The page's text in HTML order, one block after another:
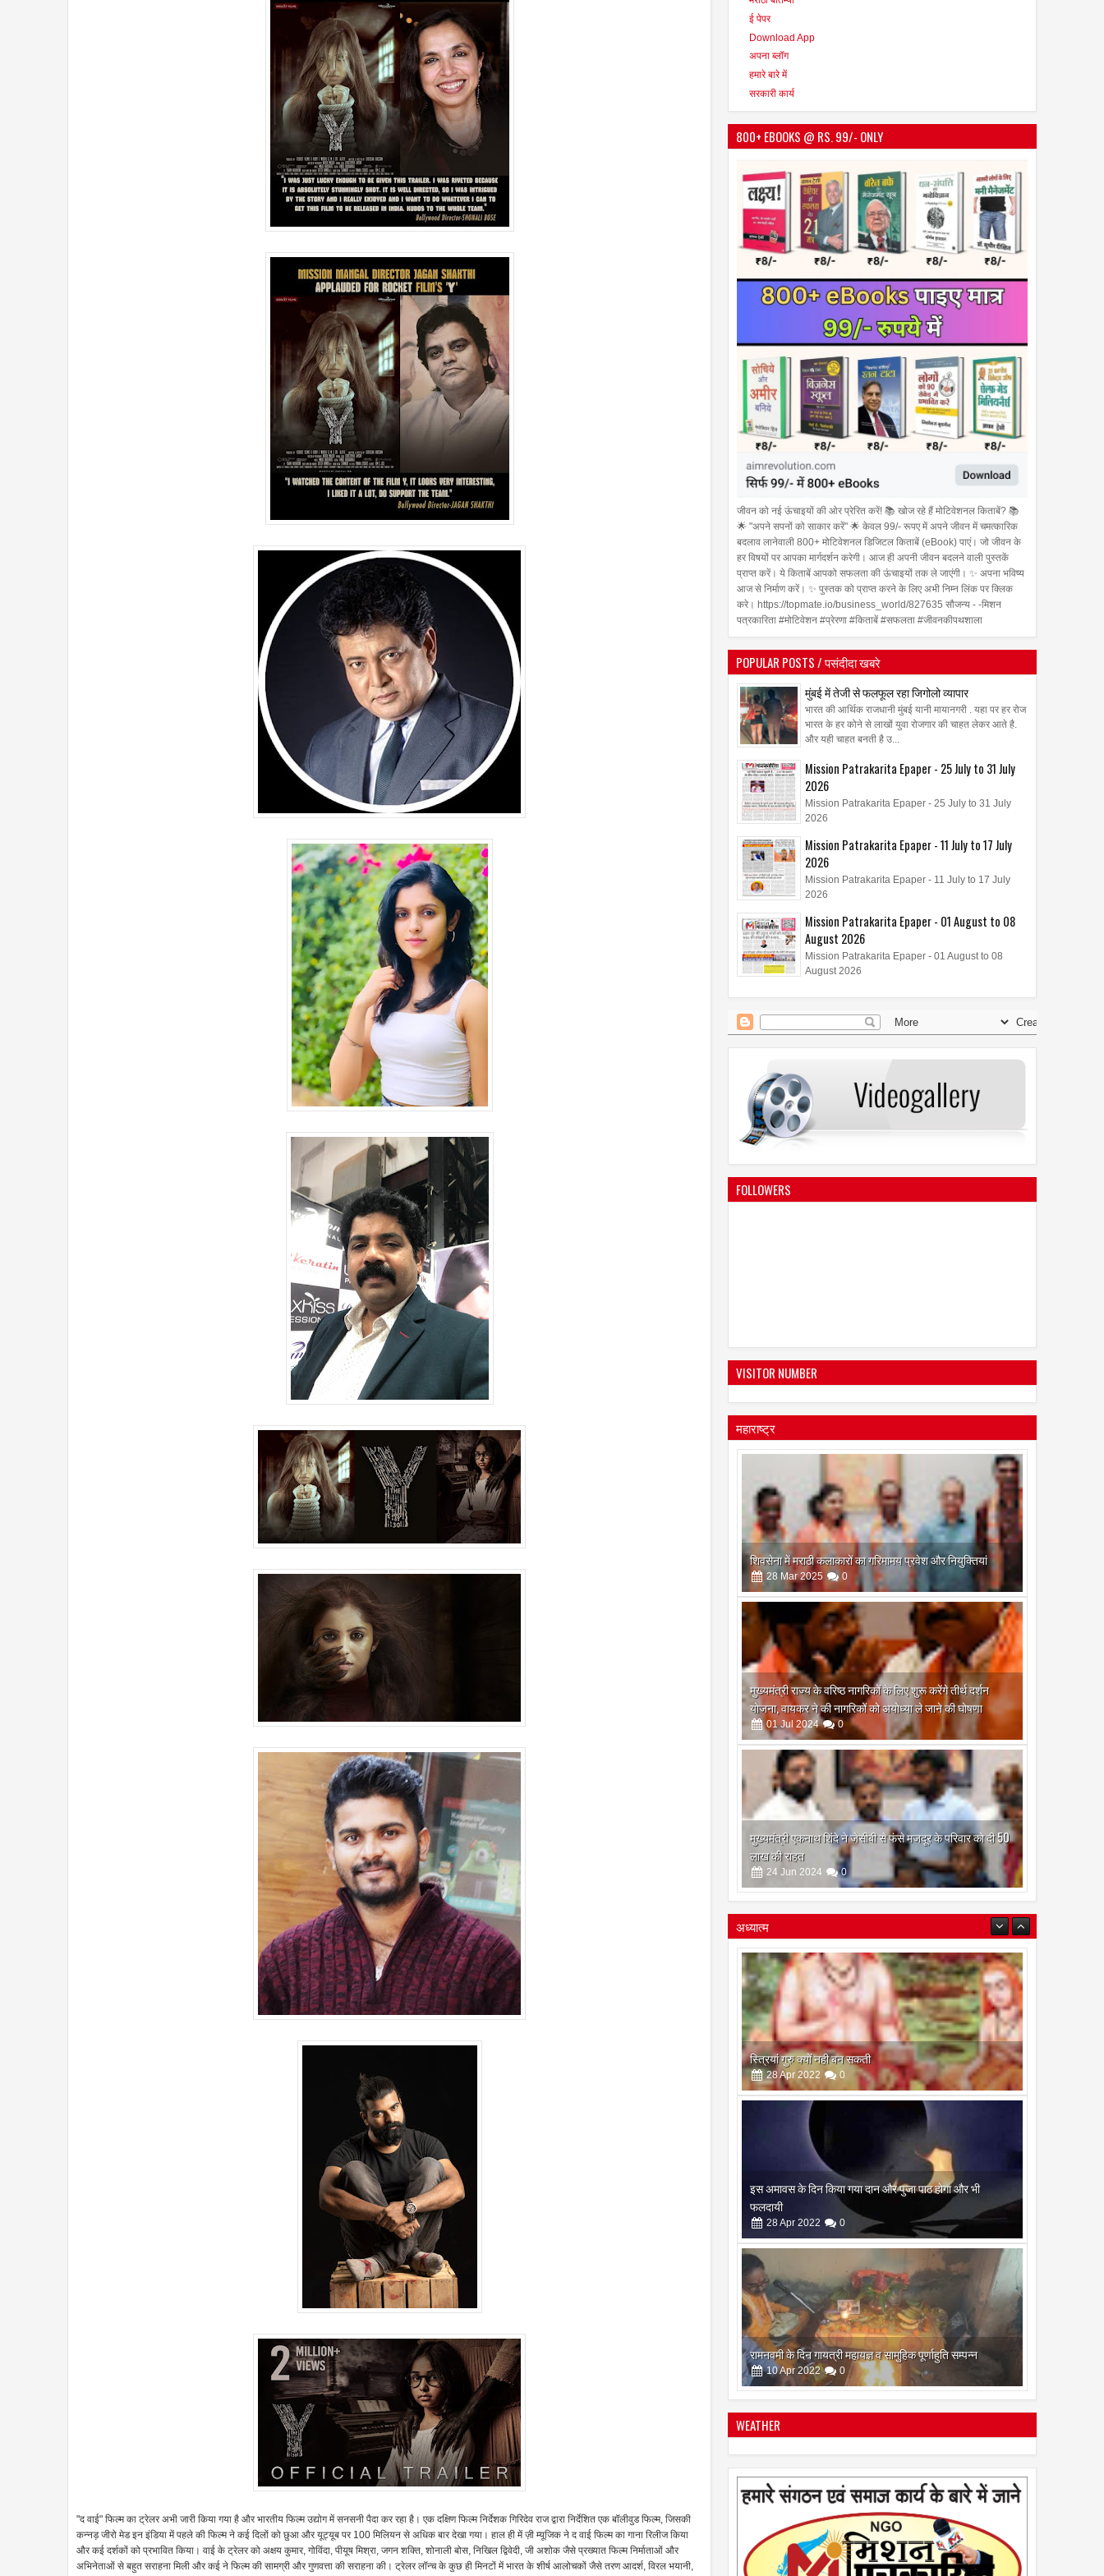
"द वाई" फिल्म का ट्रेलर अभी जारी किया गया है और भारतीय फिल्म उद्योग में सनसनी पैदा कर रहा है। एक दक्षिण फिल्म निर्देशक गिरिदेव राज द्वारा निर्देशित एक बॉलीवुड फिल्म, जिसकी
कन्नड़ जीरो मेड इन इंडिया में पहले की फिल्म ने कई दिलों को छुआ और यूट्यूब पर 100 मिलियन से अधिक बार देखा गया। हाल ही में ज़ी म्यूजिक ने द वाई फिल्म का गाना रिलीज किया
और कई दर्शकों को प्रभावित किया। वाई के ट्रेलर को अक्षय कुमार, गोविंदा, पीयूष मिश्रा, जगन शक्ति, शोनाली बोस, निखिल द्विवेदी, जी अशोक जैसे प्रख्यात फिल्म निर्माताओं और
अभिनेताओं से बहुत सराहना मिली और कई ने फिल्म की सामग्री और गुणवत्ता की सराहना की। ट्रेलर लॉन्च के कुछ ही मिनटों में भारत के शीर्ष आलोचकों जैसे तरण आदर्श, विरल भयानी,
ई पेपर
Download App
अपना ब्लॉग
हमारे बारे में
सरकारी कार्य
800+ EBOOKS @ RS. 99/- ONLY
जीवन को नई ऊंचाइयों की ओर प्रेरित करें! 📚 खोज रहे हैं मोटिवेशनल किताबें? 📚
🌟 "अपने सपनों को साकार करें" 🌟 केवल 99/- रूपए में अपने जीवन में चमत्कारिक
बदलाव लानेवाली 800+ मोटिवेशनल डिजिटल किताबें (eBook) पाएं। जो जीवन के
हर विषयों पर आपका मार्गदर्शन करेगी। आज ही अपनी जीवन बदलने वाली पुस्तकें
प्राप्त करें। ये किताबें आपको सफलता की ऊंचाइयों तक ले जाएंगी। ✨ अपना भविष्य
आज से निर्माण करें। ✨ पुस्तक को प्राप्त करने के लिए अभी निम्न लिंक पर क्लिक
करे। https://topmate.io/business_world/827635 सौजन्य - -मिशन
पत्रकारिता #मोटिवेशन #प्रेरणा #किताबें #सफलता #जीवनकीपथशाला
POPULAR POSTS / पसंदीदा खबरे
मुंबई में तेजी से फलफूल रहा जिगोलो व्यापार
भारत की आर्थिक राजधानी मुंबई यानी मायानगरी . यहा पर हर रोज
भारत के हर कोने से लाखों युवा रोजगार की चाहत लेकर आते है.
और यही चाहत बनती है उ...
Mission Patrakarita Epaper - 25 July to 31 July
2026
Mission Patrakarita Epaper - 25 July to 31 July
2026
Mission Patrakarita Epaper - 11 July to 17 July
2026
Mission Patrakarita Epaper - 11 July to 17 July
2026
Mission Patrakarita Epaper - 01 August to 08
August 2026
Mission Patrakarita Epaper - 01 August to 08
August 2026
FOLLOWERS
VISITOR NUMBER
महाराष्ट्र
शिवसेना में मराठी कलाकारों का गरिमामय प्रवेश और नियुक्तियां
28 Mar 2025 0
मुख्यमंत्री राज्य के वरिष्ठ नागरिकों के लिए शुरू करेंगे तीर्थ दर्शन
योजना, वायकर ने की नागरिकों को अयोध्या ले जाने की घोषणा
01 Jul 2024 0
मुख्यमंत्री एकनाथ शिंदे ने जेसीबी से फंसे मजदूर के परिवार को दी 50
लाख की राहत
24 Jun 2024 0
अध्यात्म
इस अमावस के दिन किया गया दान और पुजा पाठ होगा और भी
फलदायी
28 Apr 2022 0
रामनवमी के दिन गायत्री महायज्ञ व सामुहिक पूर्णाहुति सम्पन्न
10Apr 2022 0
सिद्ध कुंजिका स्तोत्र का पाठ ऐसे करें
12Apr 2024 0
स्त्रियां गुरु क्यों नही बन सकती
2022 0
WEATHER